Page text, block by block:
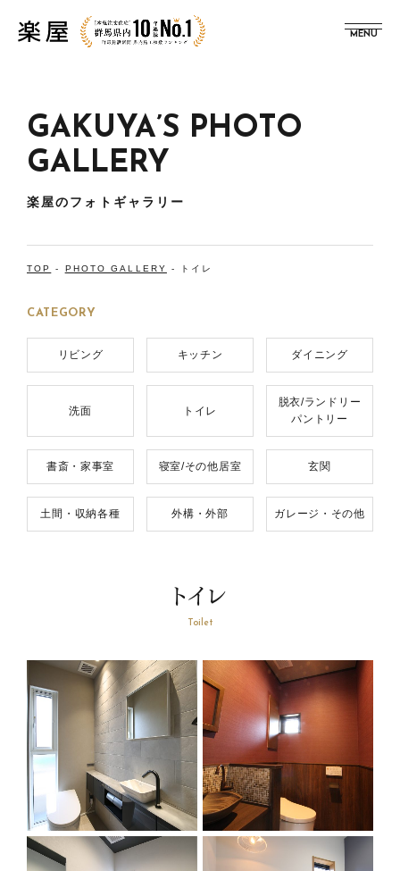
MENU
GAKUYA’S PHOTO
GALLERY
楽屋のフォトギャラリー
TOP - PHOTO GALLERY - トイレ
CATEGORY
リビング キッチン ダイニング
洗面 トイレ
脱衣/ランドリー
パントリー
書斎・家事室 寝室/その他居室 玄関
土間・収納各種 外構・外部 ガレージ・その他
トイレ
Toilet